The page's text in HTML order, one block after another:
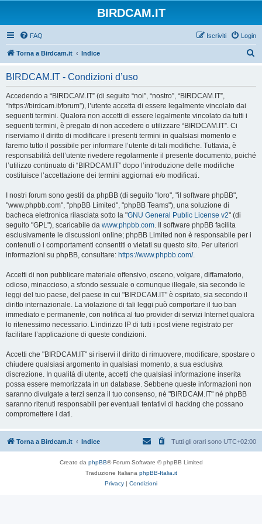
BIRDCAM.IT
FAQ Login
Iscriviti
Torna a Birdcam.it Indice
BIRDCAM.IT - Condizioni d’uso
Accedendo a “BIRDCAM.IT” (di seguito “noi”, “nostro”, “BIRDCAM.IT”,
“https://birdcam.it/forum”), l’utente accetta di essere legalmente vincolato dai
seguenti termini. Qualora non accetti di essere legalmente vincolato da tutti i
seguenti termini, è pregato di non accedere o utilizzare “BIRDCAM.IT”. Ci
riserviamo il diritto di modificare i presenti termini in qualsiasi momento e
faremo tutto il possibile per informare l’utente di tali modifiche. Tuttavia, è
responsabilità dell’utente rivedere regolarmente il presente documento, poiché
l’utilizzo continuato di “BIRDCAM.IT” dopo l’introduzione delle modifiche
costituisce l’accettazione dei termini aggiornati e/o modificati.
I nostri forum sono gestiti da phpBB (di seguito "loro", "il software phpBB",
"www.phpbb.com", "phpBB Limited", "phpBB Teams"), una soluzione di
bacheca elettronica rilasciata sotto la "GNU General Public License v2" (di
seguito "GPL"), scaricabile da www.phpbb.com. Il software phpBB facilita
esclusivamente le discussioni online; phpBB Limited non è responsabile per i
contenuti o i comportamenti consentiti o vietati su questo sito. Per ulteriori
informazioni su phpBB, consultare: https://www.phpbb.com/.
Accetti di non pubblicare materiale offensivo, osceno, volgare, diffamatorio,
odioso, minaccioso, a sfondo sessuale o comunque illegale, sia secondo le
leggi del tuo paese, del paese in cui "BIRDCAM.IT" è ospitato, sia secondo il
diritto internazionale. La violazione di tali leggi può comportare il tuo ban
immediato e permanente, con notifica al tuo provider di servizi Internet qualora
lo ritenessimo necessario. L’indirizzo IP di tutti i post viene registrato per
facilitare l’applicazione di queste condizioni.
Accetti che "BIRDCAM.IT" si riservi il diritto di rimuovere, modificare, spostare o
chiudere qualsiasi argomento in qualsiasi momento, a sua esclusiva
discrezione. In qualità di utente, accetti che qualsiasi informazione inserita
possa essere memorizzata in un database. Sebbene queste informazioni non
saranno divulgate a terzi senza il tuo consenso, né "BIRDCAM.IT" né phpBB
saranno ritenuti responsabili per eventuali tentativi di hacking che possano
compromettere i dati.
Torna a Birdcam.it Indice Tutti gli orari sono UTC+02:00
Creato da phpBB® Forum Software © phpBB Limited
Traduzione Italiana phpBB-Italia.it
Privacy | Condizioni